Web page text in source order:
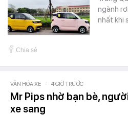
ngành
nhất khi
Chia sẻ
VĂN HÓA XE - 4 GIỜ TRƯỚC
Mr Pips nhờ bạn bè,
xe sang